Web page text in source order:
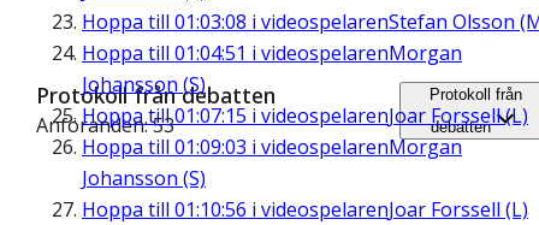
Hoppa till 01:03:08 i videospelarenStefan Olsson
Hoppa till 01:04:51 i videospelarenMorgan
Johansson (S)
Hoppa till01:07:15 i videospelarenJoar Forssell (L)
Hoppa till 01:09:03 i videospelarenMorgan
Johansson (S)
Hoppa till 01:10:56 i videospelarenJoar Forssell (L)
Protokoll från debatten
Anföranden: 53
Protokoll från
debatten